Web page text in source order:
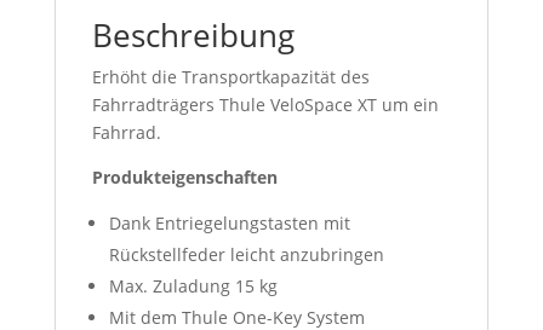
Beschreibung
Erhöht die Transportkapazität des
Fahrradträgers Thule VeloSpace XT um ein
Fahrrad.
Produkteigenschaften
Dank Entriegelungstasten mit
Rückstellfeder leicht anzubringen
Max. Zuladung 15 kg
Mit dem Thule One-Key System